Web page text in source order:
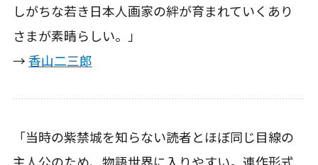
しがちな若き日本人画家の絆が育まれていくあり
さまが素晴らしい。」
→香山二三郎
「当時の紫禁城を知らない読者とほぼ同じ目線の
主人公のため、物語世界に入りやすい。連作形式